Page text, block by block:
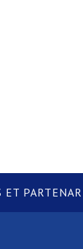
ET